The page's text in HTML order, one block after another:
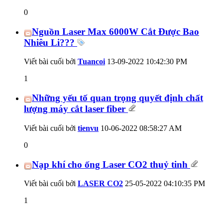
0
Nguồn Laser Max 6000W Cắt Được Bao
Nhiêu Li???
Viết bài cuối bởi Tuancoi13-09-2022 10:42:30 PM
1
Những yếu tố quan trọng quyết định chất
lượng máy cắt laser fiber
Viết bài cuối bởi tienvu 10-06-2022 08:58:27 AM
0
Nạp khí cho ống Laser CO2 thuỷ tinh
Viết bài cuối bởi LASER CO2 25-05-2022 04:10:35 PM
1